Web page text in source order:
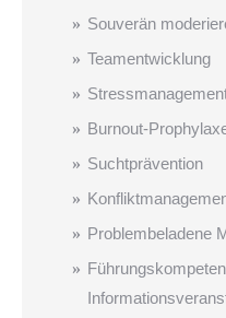
Souverän
Teamentwicklung
Burnout-
Suchtprävention
Problembeladene